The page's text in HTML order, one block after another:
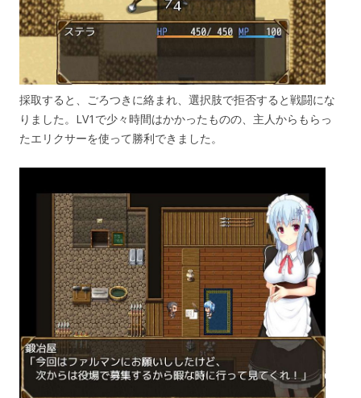
採取すると、ごろつきに絡まれ、選択肢で拒否すると戦闘にな
りました。LV1で少々時間はかかったものの、主人からもらっ
たエリクサーを使って勝利できました。